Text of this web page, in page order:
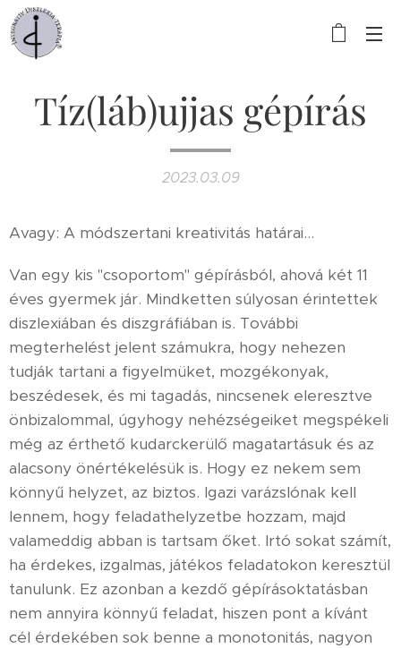
Tíz(láb)ujjas gépírás
2023.03.09
Avagy: A módszertani kreativitás határai...
Van egy kis "csoportom" gépírásból, ahová két 11
éves gyermek jár. Mindketten súlyosan érintettek
diszlexiában és diszgráfiában is. További
megterhelést jelent számukra, hogy nehezen
tudják tartani a figyelmüket, mozgékonyak,
beszédesek, és mi tagadás, nincsenek eleresztve
önbizalommal, úgyhogy nehézségeiket megspékeli
még az érthető kudarckerülő magatartásuk és az
alacsony önértékelésük is. Hogy ez nekem sem
könnyű helyzet, az biztos. Igazi varázslónak kell
lennem, hogy feladathelyzetbe hozzam, majd
valameddig abban is tartsam őket. Irtó sokat számít,
ha érdekes, izgalmas, játékos feladatokon keresztül
tanulunk. Ez azonban a kezdő gépírásoktatásban
nem annyira könnyű feladat, hiszen pont a kívánt
cél érdekében sok benne a monotonitás, nagyon